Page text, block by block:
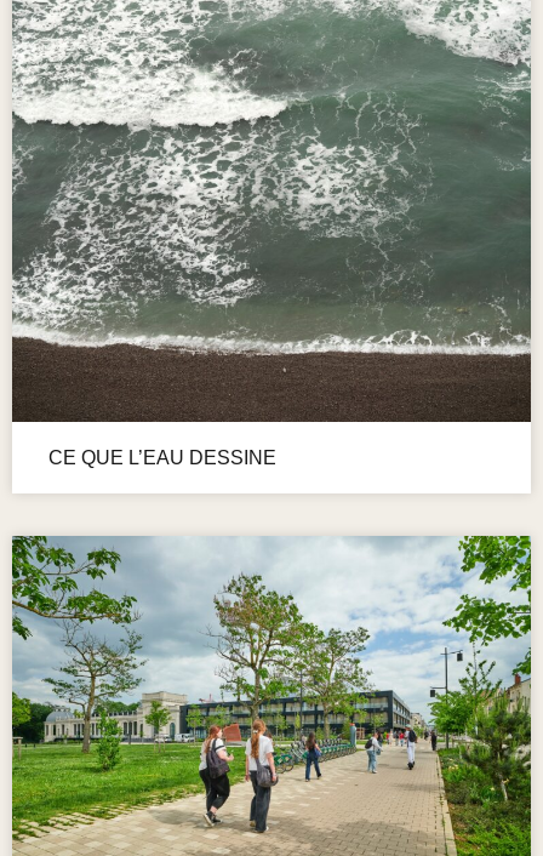
CE QUE L’EAU DESSINE